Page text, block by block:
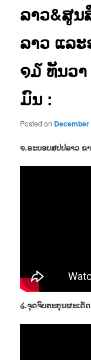
ລາວ&ສູ
ລາວ ແລ
໑໓ ທັນວ
ມົນ :
Posted on December
໑.ຣະບອບສປປລາວ ຂ
໒.ຈຸດຈົບຕະກຸນຜະເດັ